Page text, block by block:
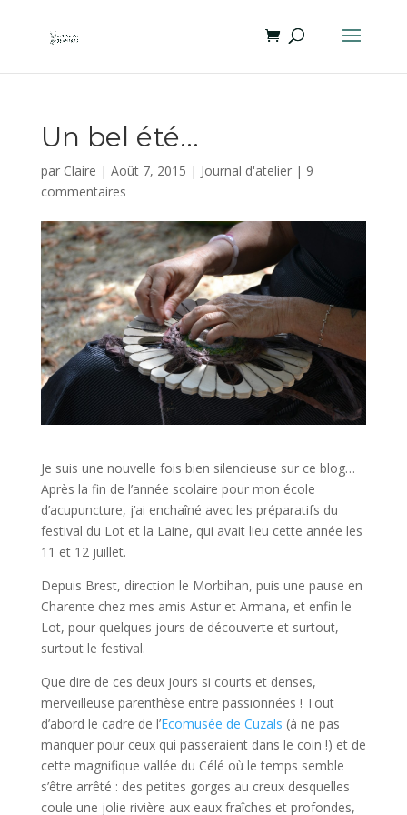
Un bel été…
par Claire | Août 7, 2015 | Journal d'atelier| 9
commentaires
Je suis une nouvelle fois bien silencieuse sur ce blog…
Après la fin de l’année scolaire pour mon école
d’acupuncture, j’ai enchaîné avec les préparatifs du
festival du Lot et la Laine, qui avait lieu cette année les
11 et 12 juillet.
Depuis Brest, direction le Morbihan, puis une pause en
Charente chez mes amis Astur et Armana, et enfin le
Lot, pour quelques jours de découverte et surtout,
surtout le festival.
Que dire de ces deux jours si courts et denses,
merveilleuse parenthèse entre passionnées ! Tout
d’abord le cadre de l’Ecomusée de Cuzals (à ne pas
manquer pour ceux qui passeraient dans le coin !) et de
cette magnifique vallée du Célé où le temps semble
s’être arrêté : des petites gorges au creux desquelles
coule une jolie rivière aux eaux fraîches et profondes,